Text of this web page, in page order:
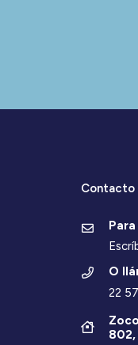
Contacto
O
22
802,